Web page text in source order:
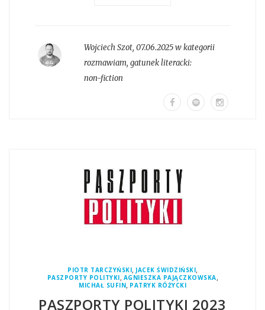
Wojciech Szot, 07.06.2025 w kategorii
rozmawiam, gatunek literacki:
non-fiction
PIOTR TARCZYŃSKI, JACEK ŚWIDZIŃSKI,
PASZPORTY POLITYKI, AGNIESZKA PAJĄCZKOWSKA,
MICHAŁ SUFIN, PATRYK RÓŻYCKI
PASZPORTY POLITYKI 2023